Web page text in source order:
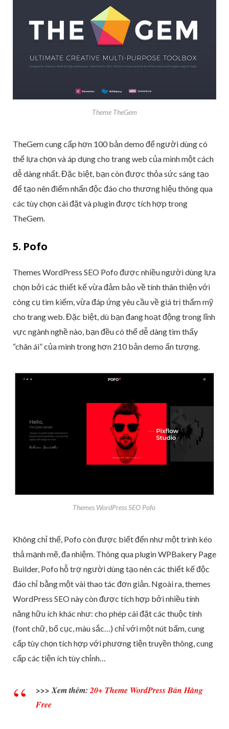
Theme TheGem
TheGem cung cấp hơn 100 bản demo để người dùng có
thể lựa chọn và áp dụng cho trang web của mình một cách
dễ dàng nhất. Đặc biệt, bạn còn được thỏa sức sáng tạo
để tạo nên điểm nhấn độc đáo cho thương hiệu thông qua
các tùy chọn cài đặt và plugin được tích hợp trong
TheGem.
5. Pofo
Themes WordPress SEO Pofo được nhiều người dùng lựa
chọn bởi các thiết kế vừa đảm bảo về tính thân thiện với
công cụ tìm kiếm, vừa đáp ứng yêu cầu về giá trị thẩm mỹ
cho trang web. Đặc biệt, dù bạn đang hoạt động trong lĩnh
vực ngành nghề nào, bạn đều có thể dễ dàng tìm thấy
“chân ái” của mình trong hơn 210 bản demo ấn tượng.
Themes WordPress SEO Pofo
Không chỉ thế, Pofo còn được biết đến như một trình kéo
thả mạnh mẽ, đa nhiệm. Thông qua plugin WPBakery Page
Builder, Pofo hỗ trợ người dùng tạo nên các thiết kế độc
đáo chỉ bằng một vài thao tác đơn giản. Ngoài ra, themes
WordPress SEO này còn được tích hợp bởi nhiều tính
năng hữu ích khác như: cho phép cài đặt các thuộc tính
(font chữ, bố cục, màu sắc…) chỉ với một nút bấm, cung
cấp tùy chọn tích hợp với phương tiện truyền thông, cung
cấp các tiện ích tùy chỉnh…
>>> Xem thêm:20+ Theme WordPress Bán Hàng
Free